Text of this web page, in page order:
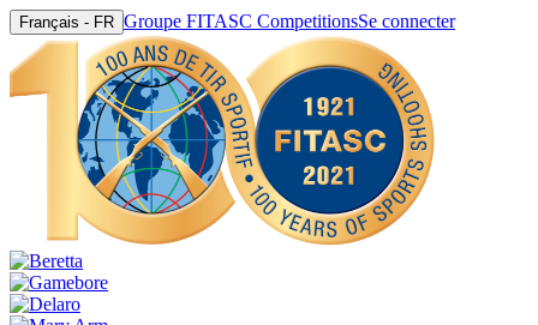
Français - FR Groupe FITASC CompetitionsSe connecter